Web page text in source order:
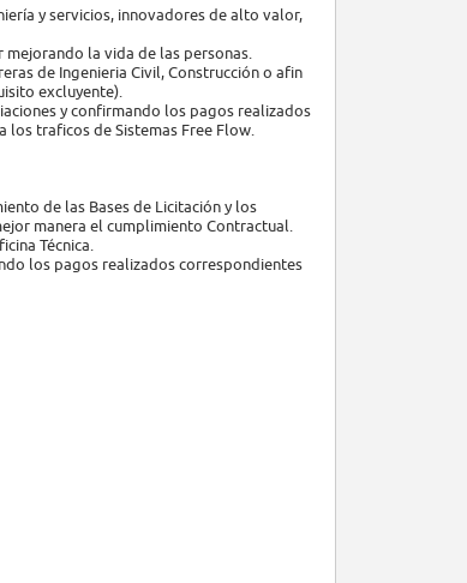
y servicios, innovadores de alto valor,
mejorando la vida de las personas.
de Ingenieria Civil, Construcción o afin
excluyente).
y confirmando los pagos realizados
traficos de Sistemas Free Flow.
de las Bases de Licitación y los
manera el cumplimiento Contractual.
Técnica.
los pagos realizados correspondientes